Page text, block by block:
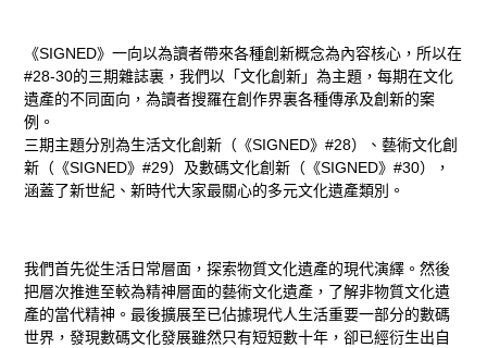
《SIGNED》一向以為讀者帶來各種創新概念為內容核心，所以在
#28-30的三期雜誌裏，我們以「文化創新」為主題，每期在文化
遺產的不同面向，為讀者搜羅在創作界裏各種傳承及創新的案
例。
三期主題分別為生活文化創新（《SIGNED》#28）、藝術文化創
新（《SIGNED》#29）及數碼文化創新（《SIGNED》#30），
涵蓋了新世紀、新時代大家最關心的多元文化遺產類別。
我們首先從生活日常層面，探索物質文化遺產的現代演繹。然後
把層次推進至較為精神層面的藝術文化遺產，了解非物質文化遺
產的當代精神。最後擴展至已佔據現代人生活重要一部分的數碼
世界，發現數碼文化發展雖然只有短短數十年，卻已經衍生出自